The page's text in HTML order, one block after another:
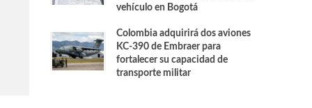
vehículo en Bogotá
Colombia adquirirá dos aviones
KC-390 de Embraer para
fortalecer su capacidad de
transporte militar